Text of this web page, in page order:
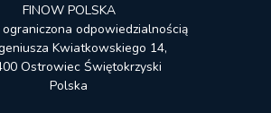
FINOW POLSKA
ograniczona odpowiedzialnością
Kwiatkowskiego 14,
Ostrowiec Świętokrzyski
Polska